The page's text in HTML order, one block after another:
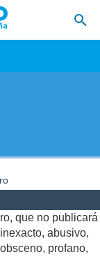
que no publicará
abusivo,
profano,